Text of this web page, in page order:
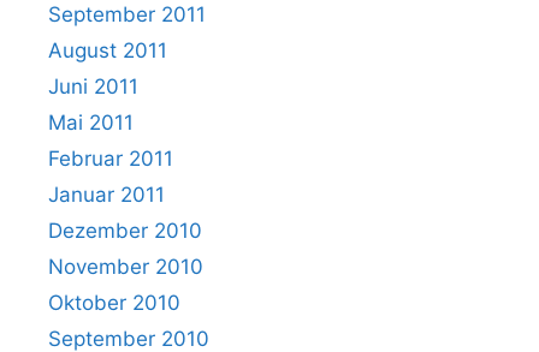
September 2011
August 2011
Juni 2011
Mai 2011
Februar 2011
Januar 2011
Dezember 2010
November 2010
Oktober 2010
September 2010